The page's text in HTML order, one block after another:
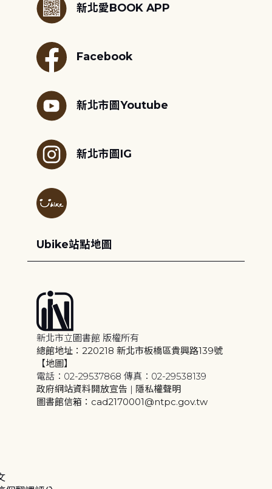
新北愛BOOK APP
Facebook
新北市圖Youtube
新北市圖IG
Ubike站點地圖
新北市立圖書館 版權所有
總館地址：220218 新北市板橋區貴興路139號
【地圖】
電話：02-29537868 傳真：02-29538139
政府網站資料開放宣告 | 隱私權聲明
圖書館信箱：cad2170001@ntpc.gov.tw